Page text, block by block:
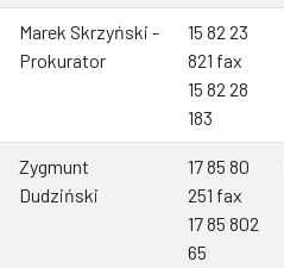
Marek Skrzyński -
Prokurator
15 82 23
821 fax
15 82 28
183
Zygmunt
Dudziński
17 85 80
251 fax
17 85 802
65